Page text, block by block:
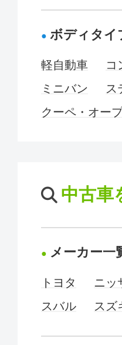
ボディタイ
軽自動車
コ
ミニバン
ス
クーペ・オー
中古車
メーカー一
トヨタ ニッ
スバル
スズ